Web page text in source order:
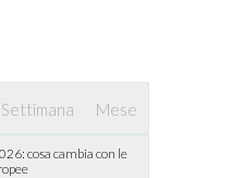
Settimana Mese
cosa cambia con le